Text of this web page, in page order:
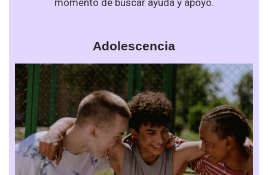
Adolescencia